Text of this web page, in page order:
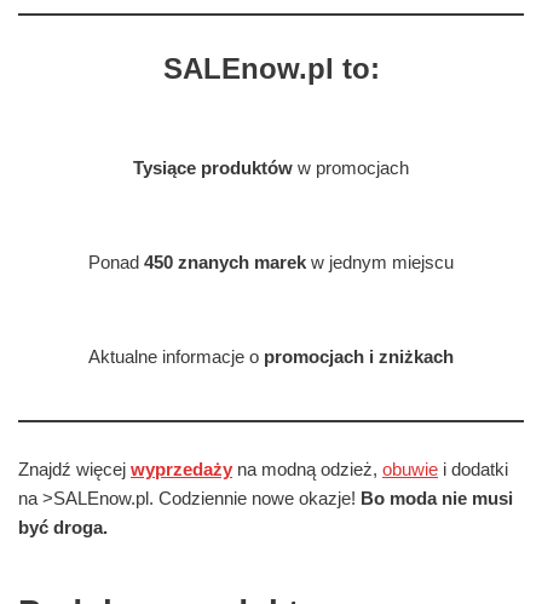
SALEnow.pl to:
Tysiące produktów w promocjach
Ponad 450 znanych marek w jednym miejscu
Aktualne informacje o promocjach i zniżkach
Znajdź więcej wyprzedaży na modną odzież, obuwie i dodatki
na >SALEnow.pl. Codziennie nowe okazje! Bo moda nie musi
być droga.